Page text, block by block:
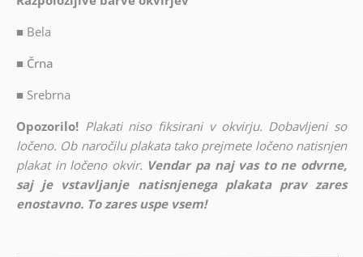
■ Bela
■ Črna
■ Srebrna
Opozorilo! Plakati niso fiksirani v okvirju. Dobavljeni so
ločeno. Ob naročilu plakata tako prejmete ločeno natisnjen
plakat in ločeno okvir. Vendar pa naj vas to ne odvrne,
saj je vstavljanje natisnjenega plakata prav zares
enostavno. To zares uspe vsem!